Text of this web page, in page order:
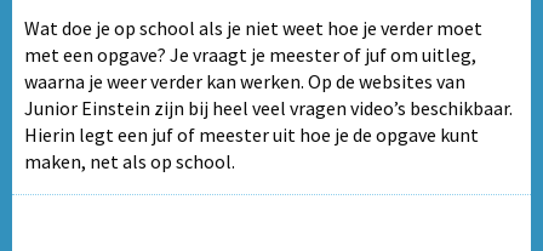
Wat doe je op school als je niet weet hoe je verder moet
met een opgave? Je vraagt je meester of juf om uitleg,
waarna je weer verder kan werken. Op de websites van
Junior Einstein zijn bij heel veel vragen video’s beschikbaar.
Hierin legt een juf of meester uit hoe je de opgave kunt
maken, net als op school.